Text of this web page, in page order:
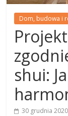
Dom, budowa i
shui:
30 grudnia 2020